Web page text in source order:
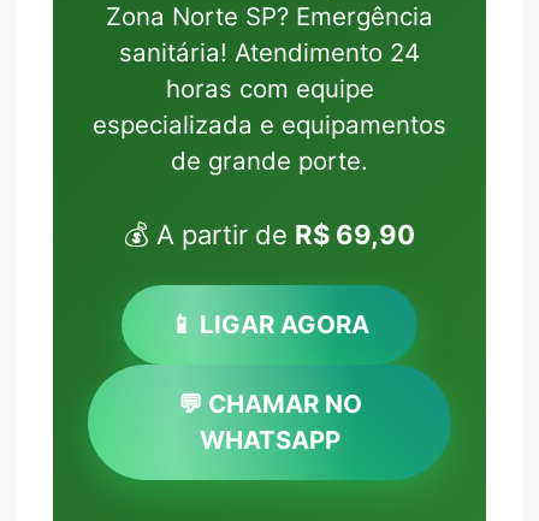
Zona Norte SP? Emergência
sanitária! Atendimento 24
horas com equipe
especializada e equipamentos
de grande porte.
💰 A partir de R$ 69,90
📱 LIGAR AGORA
💬 CHAMAR NO
WHATSAPP